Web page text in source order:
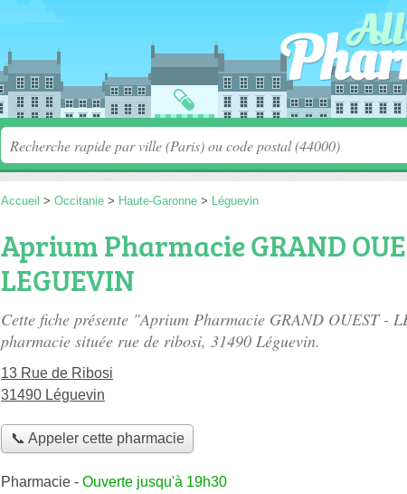
Accueil > Occitanie > Haute-Garonne > Léguevin
Aprium Pharmacie GRAND
LEGUEVIN
Cette fiche présente "Aprium Pharmacie GRAND OUEST -
pharmacie située rue de ribosi, 31490 Léguevin.
13 Rue de Ribosi
31490 Léguevin
📞 Appeler cette pharmacie
Pharmacie - Ouverte jusqu'à 19h30